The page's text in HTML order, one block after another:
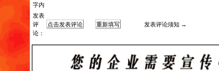
字内
发表
评
论：
发表评论须知 →